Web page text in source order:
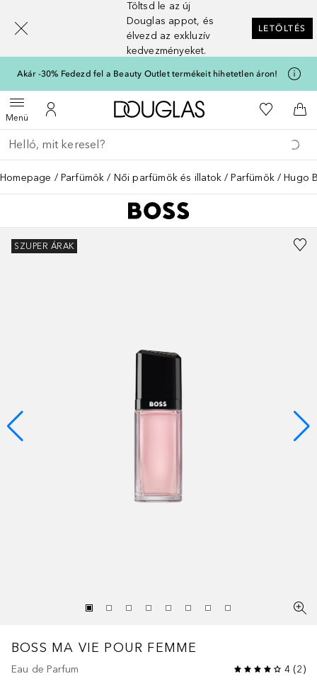
Töltsd le az új
Douglas appot, és
élvezd az exkluzív
kedvezményeket.
LETÖLTÉS
Akár -30% Fedezd fel a Beauty Outlet termékeit hihetetlen áron!
MenüMenü megnyitása
A fiókomhoz
A Douglas Főoldalra
A
Menj vissza
Keresés végrehajtása
Homepage Parfümök Női parfümök és illatok Parfümök Hugo
SZUPER ÁRAK
BOSS MA VIE POUR FEMME
Eau de Parfum 4 (2)
[navigation.slideout.screenreader]